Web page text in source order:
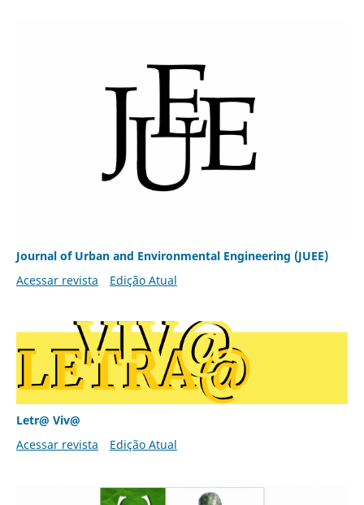
Journal of Urban and Environmental Engineering (JUEE)
Acessar revista
Edição Atual
Letr@ Viv@
Acessar revista
Edição Atual